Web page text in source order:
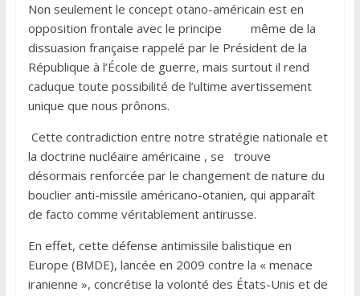
Non seulement le concept otano-américain est en
opposition frontale avec le principe même de la
dissuasion française rappelé par le Président de la
République à l’École de guerre, mais surtout il rend
caduque toute possibilité de l’ultime avertissement
unique que nous prônons.
Cette contradiction entre notre stratégie nationale et
la doctrine nucléaire américaine , se trouve
désormais renforcée par le changement de nature du
bouclier anti-missile américano-otanien, qui apparaît
de facto comme véritablement antirusse.
En effet, cette défense antimissile balistique en
Europe (BMDE), lancée en 2009 contre la « menace
iranienne », concrétise la volonté des États-Unis et de